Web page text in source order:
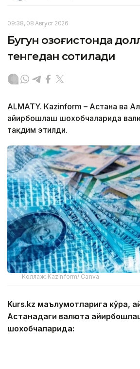
09:38, 08 Август 2026
Бугун Қозоғистонда
тенгедан сотилади
ALMATY. Кazinform – Астана ва
айирбошлаш шохобчаларида
тақдим этилди.
Коллаж: Kazinform/ Canva
Kurs.kz маълумотларига кўра,
Астанадаги валюта
шохобчаларида: